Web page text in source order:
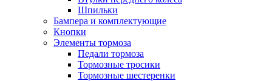
Шпильки
Бампера и комплектующие
Кнопки
Элементы тормоза
Педали тормоза
Тормозные тросики
Тормозные шестеренки